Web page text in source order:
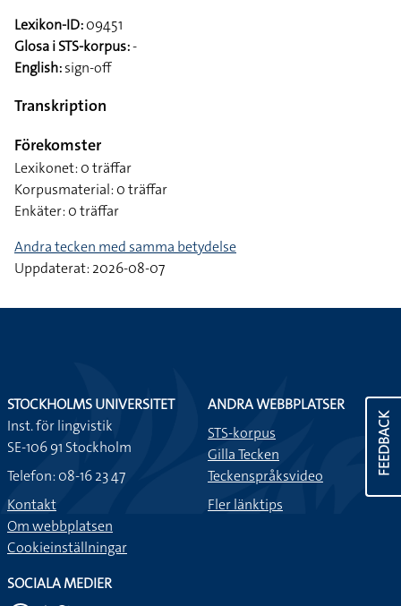
Lexikon-ID:09451
Glosa i STS-korpus:-
English:sign-off
Transkription
Förekomster
Lexikonet: 0 träffar
Korpusmaterial: 0 träffar
Enkäter: 0 träffar
Andra tecken med samma betydelse
Uppdaterat: 2026-08-07
FEEDBACK
STOCKHOLMS UNIVERSITET
Inst. för lingvistik
SE-106 91 Stockholm
Telefon: 08-16 23 47
Kontakt
Om webbplatsen
Cookieinställningar
ANDRA WEBBPLATSER
STS-korpus
Gilla Tecken
Teckenspråksvideo
Fler länktips
SOCIALA MEDIER